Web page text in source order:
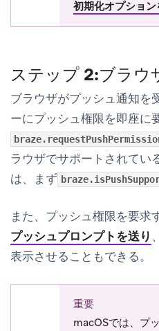
初期化オプション
ステップ 2:ブラウ
ブラウザがプッシュ通知を
ーにプッシュ権限を即座に
ラウザでサポートされてい
は、まず
また、プッシュ権限を要求
プッシュプロンプトを送り
表示させることもできる。
重要
macOSでは、プ